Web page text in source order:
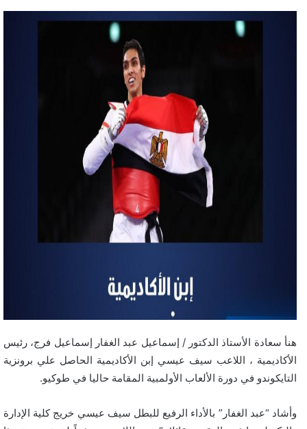
هنأ سعادة الأستاذ الدكتور / إسماعيل عبد الغفار إسماعيل فرج، رئيس
الأكاديمية ، اللاعب سيف عيسي إبن الأكاديمية الحاصل علي برونزية
التايكوندو في دورة الألعاب الأولمبية المقامة حاليا في طوكيو.
وأشاد “عبد الغفار” بالأداء الرفيع للبطل سيف عيسي خريج كلية الإدارة